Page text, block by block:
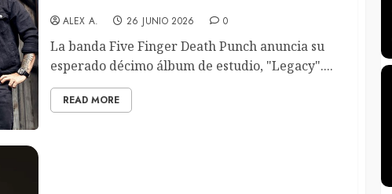
ALEX A. 26 JUNIO 2026 0
La banda Five Finger Death Punch anuncia su
esperado décimo álbum de estudio, "Legacy"....
READ MORE